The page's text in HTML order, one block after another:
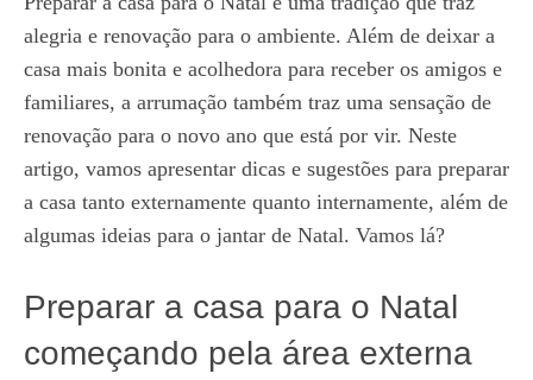
alegria e renovação para o ambiente. Além de deixar a
casa mais bonita e acolhedora para receber os amigos e
familiares, a arrumação também traz uma sensação de
renovação para o novo ano que está por vir. Neste
artigo, vamos apresentar dicas e sugestões para preparar
a casa tanto externamente quanto internamente, além de
algumas ideias para o jantar de Natal. Vamos lá?
Preparar a casa para o Natal
começando pela área externa